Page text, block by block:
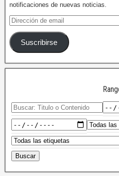
notificaciones de nuevas noticias.
Suscribirse